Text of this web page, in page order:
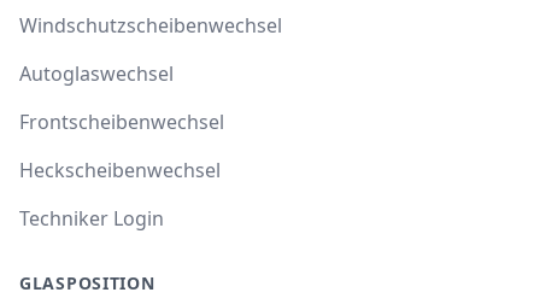
Windschutzscheibenwechsel
Autoglaswechsel
Frontscheibenwechsel
Heckscheibenwechsel
Techniker Login
GLASPOSITION